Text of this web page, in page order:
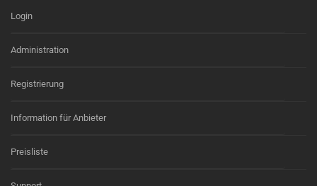
Login
Administration
Registrierung
Information für Anbieter
Preisliste